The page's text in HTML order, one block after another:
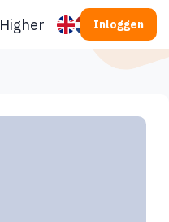
Higherlevel Inloggen